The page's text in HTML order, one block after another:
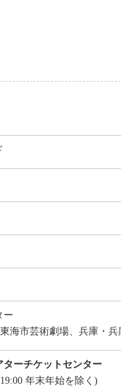
ー
海市芸術劇場、兵庫・
ターチケットセンター
年末年始を除く)